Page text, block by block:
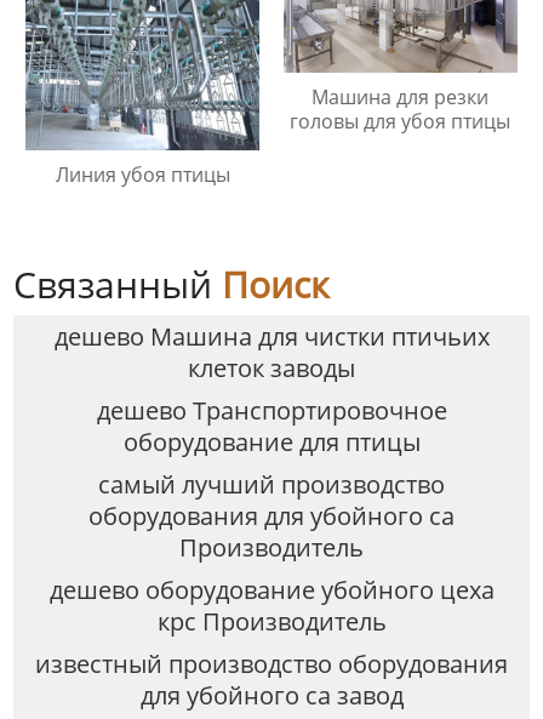
Линия убоя птицы
Машина для резки
головы для убоя птицы
Связанный Поиск
дешево Машина для чистки птичьих
клеток заводы
дешево Транспортировочное
оборудование для птицы
самый лучший производство
оборудования для убойного са
Производитель
дешево оборудование убойного цеха
крс Производитель
известный производство оборудования
для убойного са завод